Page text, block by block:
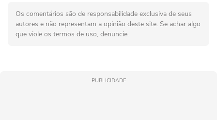
Os comentários são de responsabilidade exclusiva de seus
autores e não representam a opinião deste site. Se achar algo
que viole os termos de uso, denuncie.
PUBLICIDADE